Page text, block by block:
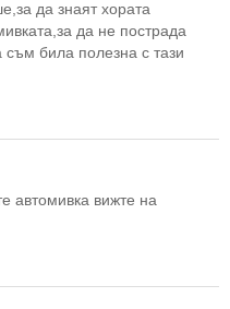
да знаят хората
да не пострада
била полезна с тази
автомивка вижте на